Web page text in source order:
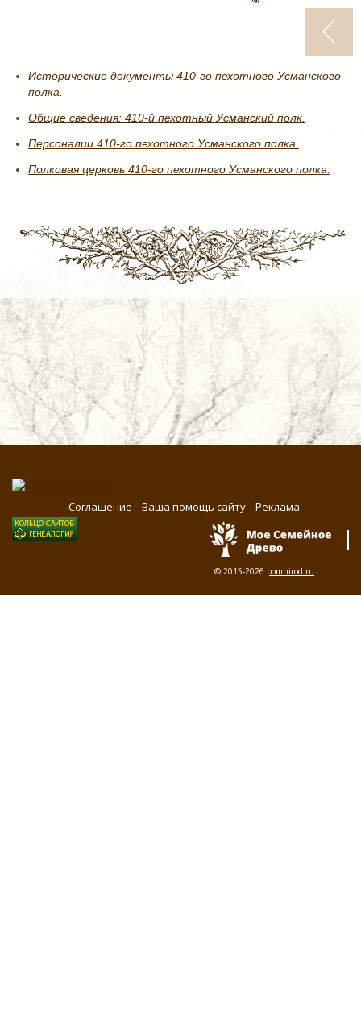
Исторические документы 410-го пехотного Усманского
полка.
Общие сведения: 410-й пехотный Усманский полк.
Персоналии 410-го пехотного Усманского полка.
Полковая церковь 410-го пехотного Усманского полка.
Соглашение Ваша помощь сайту Реклама
© 2015-2026 pomnirod.ru